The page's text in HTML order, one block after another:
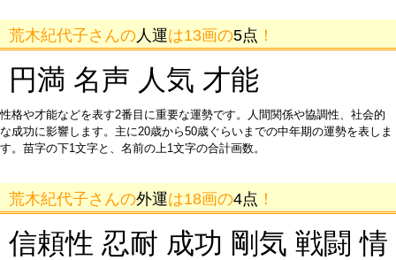
荒木紀代子さんの 人運は13画の5点 ！
円満 名声 人気 才能
性格や才能などを表す2番目に重要な運勢です。人間関係や協調性、社会的
な成功に影響します。主に20歳から50歳ぐらいまでの中年期の運勢を表しま
す。苗字の下1文字と、名前の上1文字の合計画数。
荒木紀代子さんの外運は18画の4点 ！
信頼性 忍耐 成功 剛気 戦闘 情